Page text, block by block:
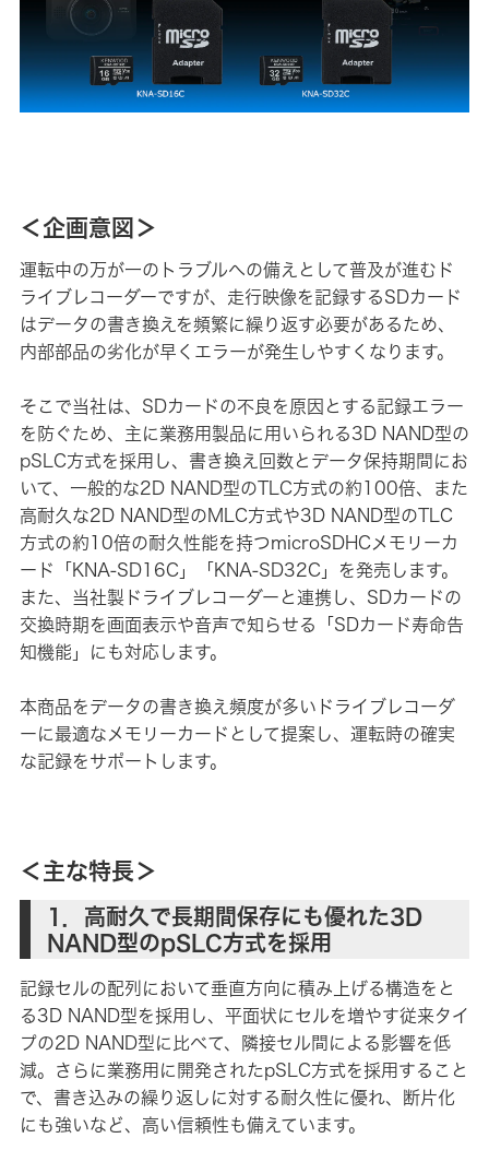
＜企画意図＞
運転中の万が一のトラブルへの備えとして普及が進むド
ライブレコーダーですが、走行映像を記録するSDカード
はデータの書き換えを頻繁に繰り返す必要があるため、
内部部品の劣化が早くエラーが発生しやすくなります。
そこで当社は、SDカードの不良を原因とする記録エラー
を防ぐため、主に業務用製品に用いられる3D NAND型の
pSLC方式を採用し、書き換え回数とデータ保持期間にお
いて、一般的な2D NAND型のTLC方式の約100倍、また
高耐久な2D NAND型のMLC方式や3D NAND型のTLC
方式の約10倍の耐久性能を持つmicroSDHCメモリーカ
ード「KNA-SD16C」「KNA-SD32C」を発売します。
また、当社製ドライブレコーダーと連携し、SDカードの
交換時期を画面表示や音声で知らせる「SDカード寿命告
知機能」にも対応します。
本商品をデータの書き換え頻度が多いドライブレコーダ
ーに最適なメモリーカードとして提案し、運転時の確実
な記録をサポートします。
＜主な特長＞
1．高耐久で長期間保存にも優れた3D
NAND型のpSLC方式を採用
記録セルの配列において垂直方向に積み上げる構造をと
る3D NAND型を採用し、平面状にセルを増やす従来タイ
プの2D NAND型に比べて、隣接セル間による影響を低
減。さらに業務用に開発されたpSLC方式を採用すること
で、書き込みの繰り返しに対する耐久性に優れ、断片化
にも強いなど、高い信頼性も備えています。